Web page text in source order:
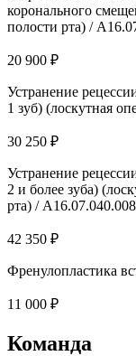
коронального
полости рта) /
20 900 ₽
Устранение
1 зуб) (лоскутная
30 250 ₽
Устранение
2 и более зуба)
рта) / А16.07.040.008
42 350 ₽
Френулопластика
11 000 ₽
Команда